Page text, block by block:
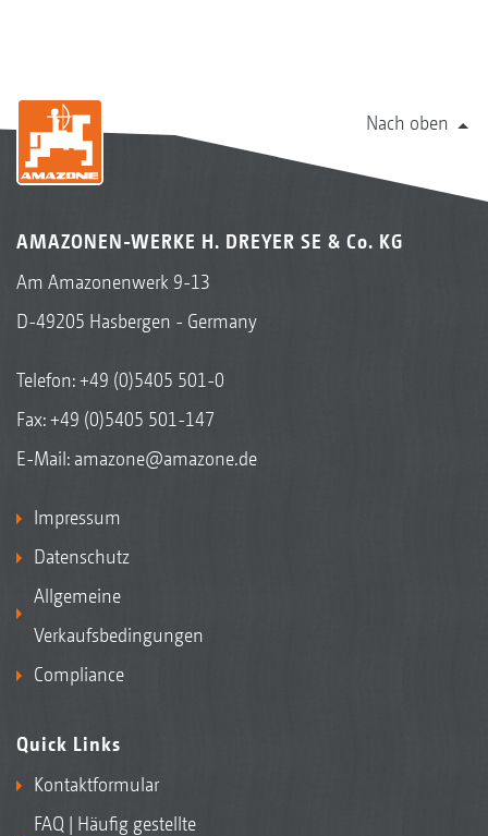
Nach oben
AMAZONEN-WERKE H. DREYER SE & Co. KG
Am Amazonenwerk 9-13
D-49205 Hasbergen - Germany
Telefon:+49 (0)5405 501-0
Fax: +49 (0)5405 501-147
E-Mail: amazone@amazone.de
Impressum
Datenschutz
Allgemeine
Verkaufsbedingungen
Compliance
Quick Links
Kontaktformular
FAQ | Häufig gestellte